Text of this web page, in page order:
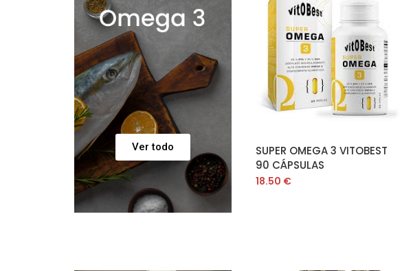
Ver todo
AÑADIR AL CARRITO
SUPER OMEGA 3 VITOBEST
90 CÁPSULAS
18.50 €